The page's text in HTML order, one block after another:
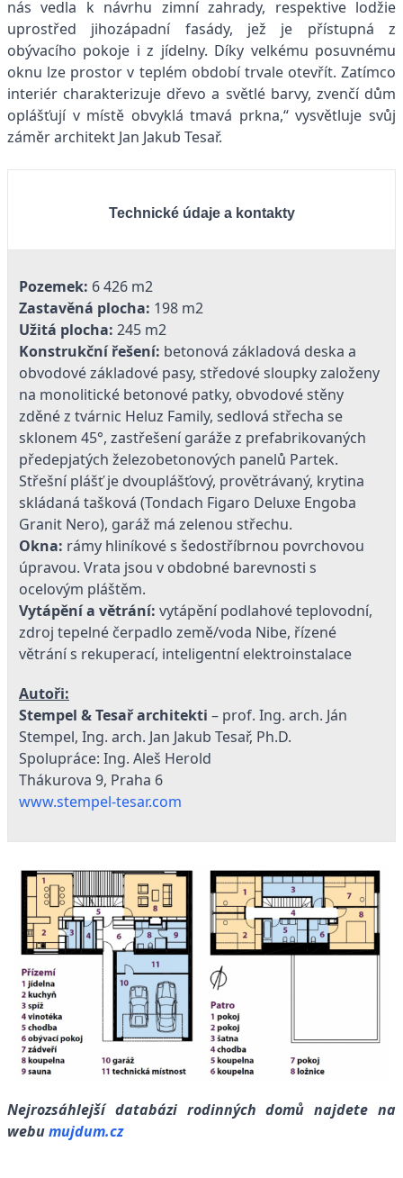
nás vedla k návrhu zimní zahrady, respektive lodžie
uprostřed jihozápadní fasády, jež je přístupná z
obývacího pokoje i z jídelny. Díky velkému posuvnému
oknu lze prostor v teplém období trvale otevřít. Zatímco
interiér charakterizuje dřevo a světlé barvy, zvenčí dům
oplášťují v místě obvyklá tmavá prkna,“ vysvětluje svůj
záměr architekt Jan Jakub Tesař.
Technické údaje a kontakty
Pozemek: 6 426 m2
Zastavěná plocha: 198 m2
Užitá plocha: 245 m2
Konstrukční řešení: betonová základová deska a
obvodové základové pasy, středové sloupky založeny
na monolitické betonové patky, obvodové stěny
zděné z tvárnic Heluz Family, sedlová střecha se
sklonem 45°, zastřešení garáže z prefabrikovaných
předepjatých železobetonových panelů Partek.
Střešní plášť je dvouplášťový, provětrávaný, krytina
skládaná tašková (Tondach Figaro Deluxe Engoba
Granit Nero), garáž má zelenou střechu.
Okna: rámy hliníkové s šedostříbrnou povrchovou
úpravou. Vrata jsou v obdobné barevnosti s
ocelovým pláštěm.
Vytápění a větrání: vytápění podlahové teplovodní,
zdroj tepelné čerpadlo země/voda Nibe, řízené
větrání s rekuperací, inteligentní elektroinstalace
Autoři:
Stempel & Tesař architekti – prof. Ing. arch. Ján
Stempel, Ing. arch. Jan Jakub Tesař, Ph.D.
Spolupráce: Ing. Aleš Herold
Thákurova 9, Praha 6
www.stempel-tesar.com
Nejrozsáhlejší databázi rodinných domů najdete na
webumujdum.cz